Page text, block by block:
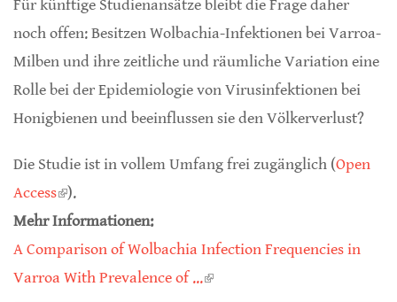
Für künftige Studienansätze bleibt die Frage daher
noch offen: Besitzen Wolbachia-Infektionen bei Varroa-
Milben und ihre zeitliche und räumliche Variation eine
Rolle bei der Epidemiologie von Virusinfektionen bei
Honigbienen und beeinflussen sie den Völkerverlust?
Die Studie ist in vollem Umfang frei zugänglich (Open
Access(link is external)
).
Mehr Informationen:
A Comparison of Wolbachia Infection Frequencies in
Varroa With Prevalence of ...(link is external)